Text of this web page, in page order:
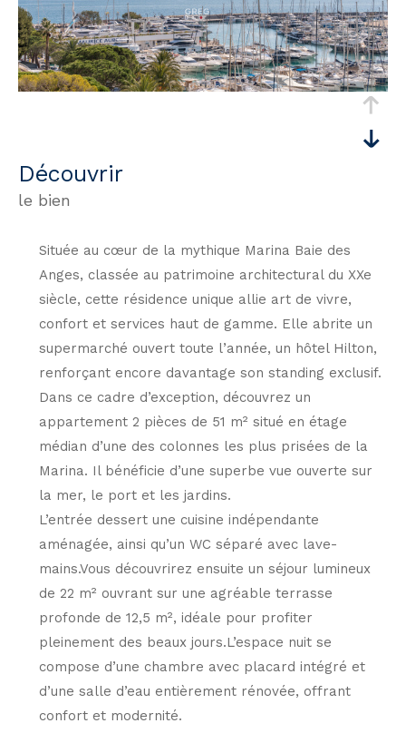
découvrir
le bien
Située au cœur de la mythique Marina Baie des
Anges, classée au patrimoine architectural du XXe
siècle, cette résidence unique allie art de vivre,
confort et services haut de gamme. Elle abrite un
supermarché ouvert toute l’année, un hôtel Hilton,
renforçant encore davantage son standing exclusif.
Dans ce cadre d’exception, découvrez un
appartement 2 pièces de 51 m² situé en étage
médian d’une des colonnes les plus prisées de la
Marina. Il bénéficie d’une superbe vue ouverte sur
la mer, le port et les jardins.
L’entrée dessert une cuisine indépendante
aménagée, ainsi qu’un WC séparé avec lave-
mains.Vous découvrirez ensuite un séjour lumineux
de 22 m² ouvrant sur une agréable terrasse
profonde de 12,5 m², idéale pour profiter
pleinement des beaux jours.L’espace nuit se
compose d’une chambre avec placard intégré et
d’une salle d’eau entièrement rénovée, offrant
confort et modernité.